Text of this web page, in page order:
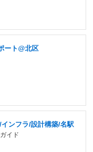
ート@北区
ンフラ/設計構築/名駅
イド